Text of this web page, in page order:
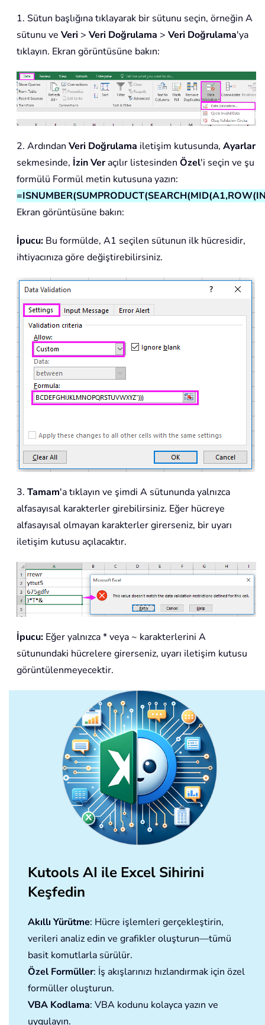
1. Sütun başlığına tıklayarak bir sütunu seçin, örneğin A
sütunu ve Veri > Veri Doğrulama > Veri Doğrulama'ya
tıklayın. Ekran görüntüsüne bakın:
2. Ardından Veri Doğrulama iletişim kutusunda, Ayarlar
sekmesinde, İzin Veraçılır listesinden Özel'i seçin ve şu
formülü Formül metin kutusuna yazın:
Ekran görüntüsüne bakın:
İpucu: Bu formülde, A1 seçilen sütunun ilk hücresidir,
ihtiyacınıza göre değiştirebilirsiniz.
3. Tamam'a tıklayın ve şimdi A sütununda yalnızca
alfasayısal karakterler girebilirsiniz. Eğer hücreye
alfasayısal olmayan karakterler girerseniz, bir uyarı
iletişim kutusu açılacaktır.
İpucu: Eğer yalnızca * veya ~ karakterlerini A
sütunundaki hücrelere girerseniz, uyarı iletişim kutusu
görüntülenmeyecektir.
Kutools AI ile Excel Sihirini
Keşfedin
Akıllı Yürütme: Hücre işlemleri gerçekleştirin,
verileri analiz edin ve grafikler oluşturun—tümü
basit komutlarla sürülür.
Özel Formüller: İş akışlarınızı hızlandırmak için özel
formüller oluşturun.
VBA Kodlama: VBA kodunu kolayca yazın ve
uygulayın.